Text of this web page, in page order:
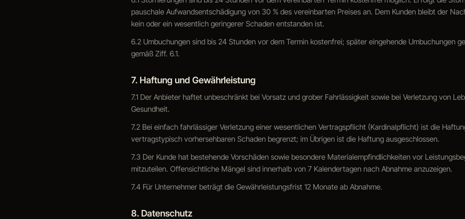
pauschale Aufwandsentschädigung von 30 % des vereinbarten Preises an. Dem Kunden bleibt der
kein oder ein wesentlich geringerer Schaden entstanden ist.
6.2 Umbuchungen sind bis 24 Stunden vor dem Termin kostenfrei; später eingehende Umbuchungen
gemäß Ziff. 6.1.
7. Haftung und Gewährleistung
7.1 Der Anbieter haftet unbeschränkt bei Vorsatz und grober Fahrlässigkeit sowie bei Verletzung von
Gesundheit.
7.2 Bei einfach fahrlässiger Verletzung einer wesentlichen Vertragspflicht (Kardinalpflicht) ist die
vertragstypisch vorhersehbaren Schaden begrenzt; im Übrigen ist die Haftung ausgeschlossen.
7.3 Der Kunde hat bestehende Vorschäden sowie besondere Materialempfindlichkeiten vor
mitzuteilen. Offensichtliche Mängel sind innerhalb von 7 Kalendertagen nach Abnahme anzuzeigen.
7.4 Für Unternehmer beträgt die Gewährleistungsfrist 12 Monate ab Abnahme.
8. Datenschutz